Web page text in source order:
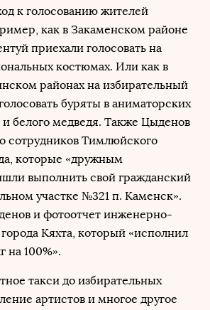
к голосованию жителей
как в Закаменском районе
приехали голосовать на
костюмах. Или как в
районах на избирательный
буряты в аниматорских
белого медведя. Также Цыденов
сотрудников Тимлюйского
которые «дружным
выполнить свой гражданский
участке №321 п. Каменск».
и фотоотчет инженерно-
Кяхта, который «исполнил
на 100%».
такси до избирательных
артистов и многое другое